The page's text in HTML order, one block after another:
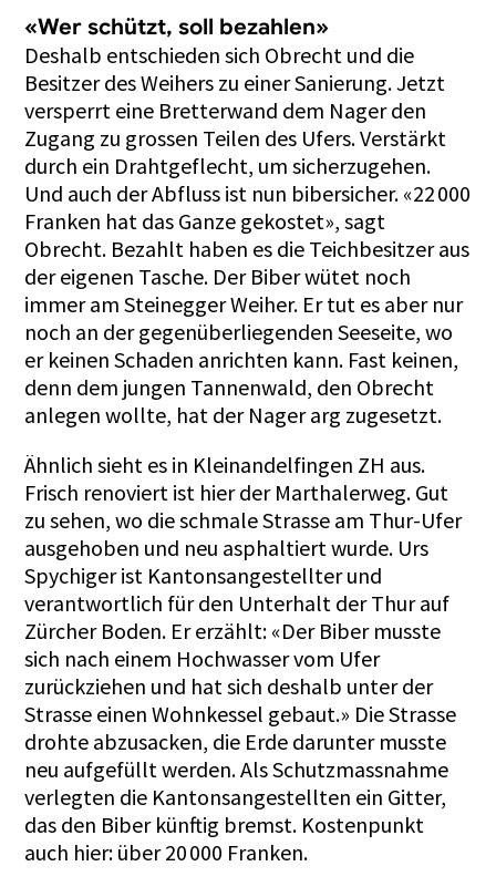
«Wer schützt, soll bezahlen»
Deshalb entschieden sich Obrecht und die
Besitzer des Weihers zu einer Sanierung. Jetzt
versperrt eine Bretterwand dem Nager den
Zugang zu grossen Teilen des Ufers. Verstärkt
durch ein Drahtgeflecht, um sicherzugehen.
Und auch der Abfluss ist nun bibersicher. «22 000
Franken hat das Ganze gekostet», sagt
Obrecht. Bezahlt haben es die Teichbesitzer aus
der eigenen Tasche. Der Biber wütet noch
immer am Steinegger Weiher. Er tut es aber nur
noch an der gegenüberliegenden Seeseite, wo
er keinen Schaden anrichten kann. Fast keinen,
denn dem jungen Tannenwald, den Obrecht
anlegen wollte, hat der Nager arg zugesetzt.
Ähnlich sieht es in Kleinandelfingen ZH aus.
Frisch renoviert ist hier der Marthalerweg. Gut
zu sehen, wo die schmale Strasse am Thur-Ufer
ausgehoben und neu asphaltiert wurde. Urs
Spychiger ist Kantonsangestellter und
verantwortlich für den Unterhalt der Thur auf
Zürcher Boden. Er erzählt: «Der Biber musste
sich nach einem Hochwasser vom Ufer
zurückziehen und hat sich deshalb unter der
Strasse einen Wohnkessel gebaut.» Die Strasse
drohte abzusacken, die Erde darunter musste
neu aufgefüllt werden. Als Schutzmassnahme
verlegten die Kantonsangestellten ein Gitter,
das den Biber künftig bremst. Kostenpunkt
auch hier: über 20 000 Franken.